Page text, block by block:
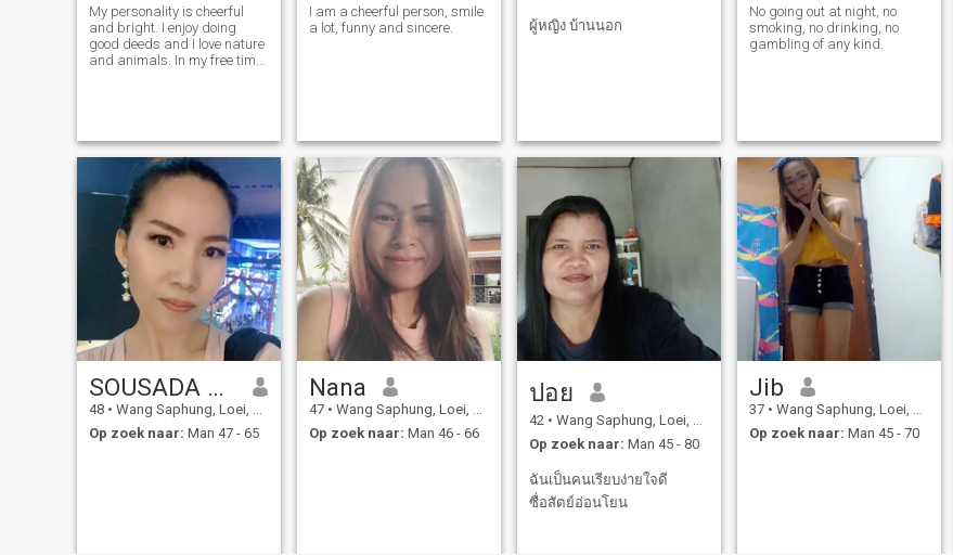
My personality is cheerful
and bright. I enjoy doing
good deeds and I love nature
and animals. In my free time,
I am a cheerful person, smile
a lot, funny and sincere.
ผู้หญิง บ้านนอก
No going out at night, no
smoking, no drinking, no
gambling of any kind.
SOUSADA KEOMALA
48 • Wang Saphung, Loei, Thailand
Op zoek naar: Man 47 - 65
Nana
47 • Wang Saphung, Loei, Thailand
Op zoek naar: Man 46 - 66
ปอย
42 • Wang Saphung, Loei, Thailand
Op zoek naar: Man 45 - 80
ฉันเป็นคนเรียบง่ายใจดี
ซื่อสัตย์อ่อนโยน
Jib
37 • Wang Saphung, Loei, Thailand
Op zoek naar: Man 45 - 70